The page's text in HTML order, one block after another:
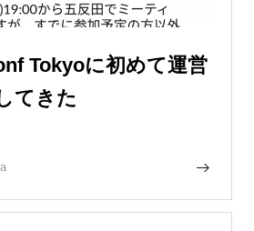
Tokyoに初めて運営
てきた